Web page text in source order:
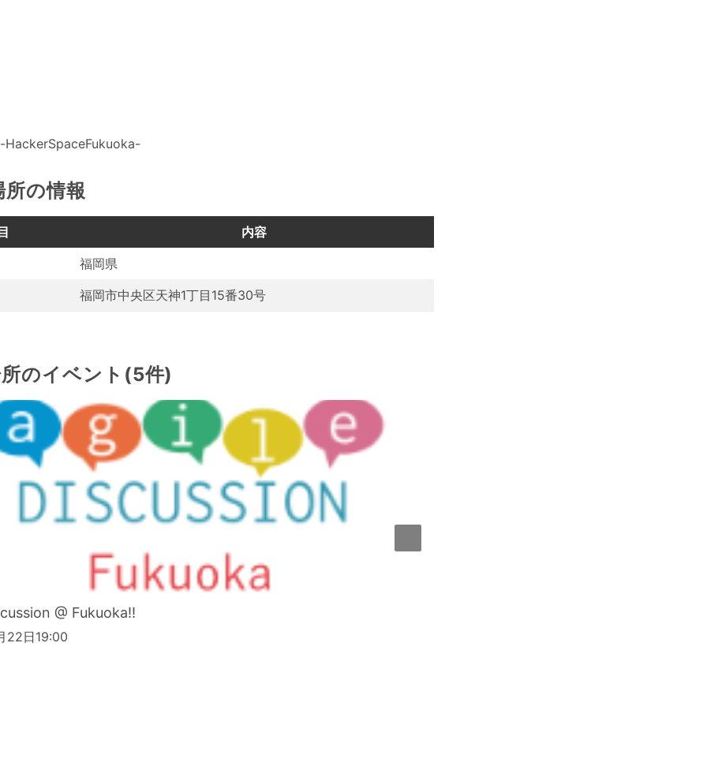
HackerSpaceFukuoka-
の情報
内容
福岡県
福岡市中央区天神1丁目15番30号
のイベント(5件)
@ Fukuoka!!
22日19:00